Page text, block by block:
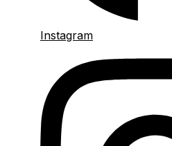
Instagram